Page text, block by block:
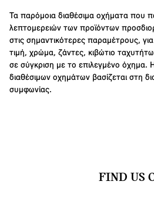
Τα παρόμοια διαθέσιμα οχήματα που
λεπτομερειών των προϊόντων
στις σημαντικότερες παραμέτρους,
τιμή, χρώμα, ζάντες, κιβώτιο
σε σύγκριση με το επιλεγμένο όχημα.
διαθέσιμων οχημάτων βασίζεται στη
συμφωνίας.
FIND US